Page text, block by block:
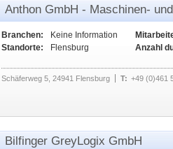
Anthon GmbH - Maschinen-
Branchen:
Keine Information
Standorte:
Flensburg
Anzahl
Schäferweg 5, 24941 Flensburg T: +49 (0)461
Bilfinger GreyLogix GmbH